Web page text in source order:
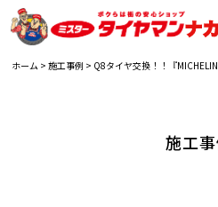
ホーム > 施工事例 > Q8タイヤ交換！！『MICHELIN
施工